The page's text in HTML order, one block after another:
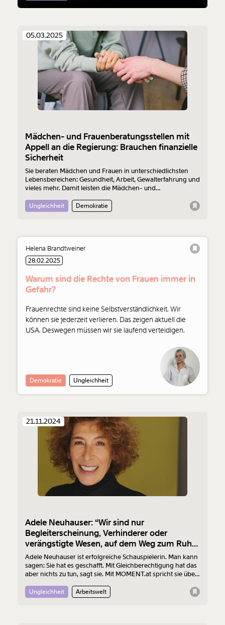
Weiter
1/3
05.03.2025
Mädchen- und Frauenberatungsstellen mit
Appell an die Regierung: Brauchen finanzielle
Sicherheit
Sie beraten Mädchen und Frauen in unterschiedlichsten
Lebensbereichen: Gesundheit, Arbeit, Gewalterfahrung und
vieles mehr. Damit leisten die Mädchen- und
Finanzierung steht auf wackeligen Beinen. Ein Appell an die
neue Bundesregierung.
Ungleichheit Demokratie
Helena Brandtweiner
28.02.2025
Warum sind die Rechte von Frauen immer in
Gefahr?
Frauenrechte sind keine Selbstverständlichkeit. Wir
können sie jederzeit verlieren. Das zeigen aktuell die
USA. Deswegen müssen wir sie laufend verteidigen.
Demokratie Ungleichheit
21.11.2024
Adele Neuhauser: “Wir sind nur
Begleiterscheinung, Verhinderer oder
verängstigte Wesen, auf dem Weg zum Ruhm
eines Mannes.”
Adele Neuhauser ist erfolgreiche Schauspielerin. Man kann
sagen: Sie hat es geschafft. Mit Gleichberechtigung hat das
aber nichts zu tun, sagt sie. Mit MOMENT.at spricht sie über
Kollegen, die mehr bezahlt bekommen und über
Geschlechterrollen.
Ungleichheit Arbeitswelt